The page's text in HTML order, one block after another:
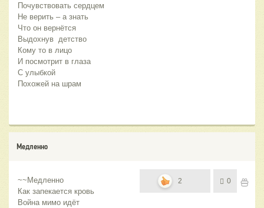
Почувствовать сердцем
Не верить – а знать
Что он вернётся
Выдохнув детство
Кому то в лицо
И посмотрит в глаза
С улыбкой
Похожей на шрам
Медленно
~~Медленно
Как запекается кровь
Война мимо идёт
2 0